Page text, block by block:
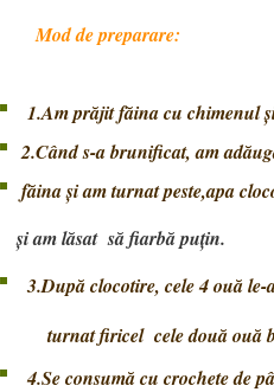
Mod de preparare:
1.Am prăjit făina cu chimenul
2.Când s-a brunificat, am
făinaşi am turnat peste,apa
şi amlăsatsă fiarbă puţin.
3.După clocotire, cele 4 ouă
turnat firicel cele două
4.Se consumă cu crochete de